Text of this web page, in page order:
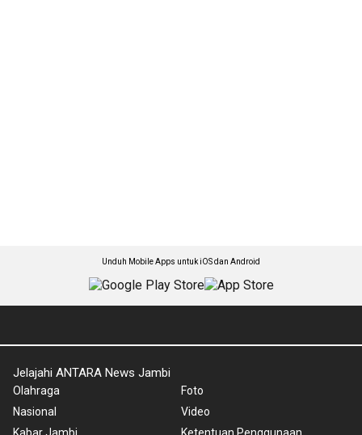
Unduh Mobile Apps untuk iOS dan Android
Jelajahi ANTARA News Jambi
Olahraga
Nasional
Foto
Video